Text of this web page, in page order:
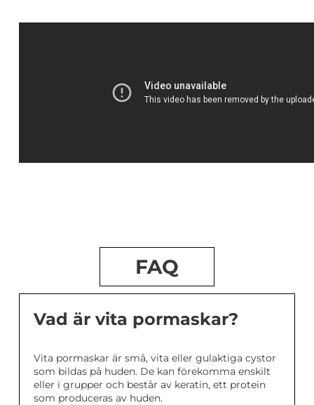
FAQ
Vad är vita pormaskar?
Vita pormaskar är små, vita eller gulaktiga cystor
som bildas på huden. De kan förekomma enskilt
eller i grupper och består av keratin, ett protein
som produceras av huden.